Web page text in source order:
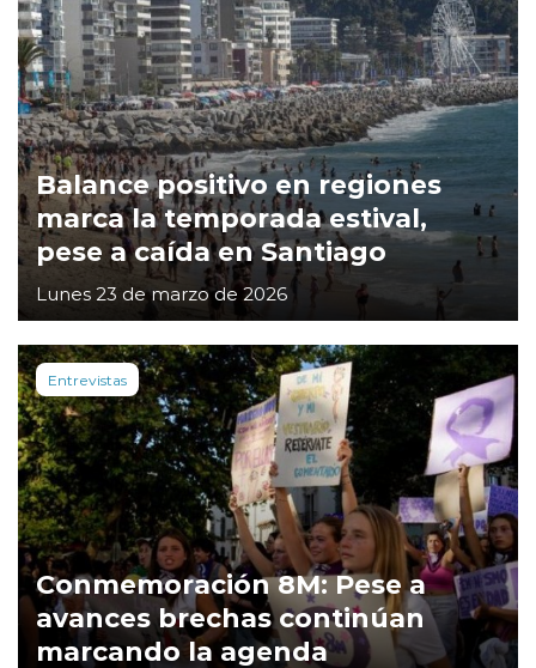
Balance positivo en regiones
marca la temporada estival,
pese a caída en Santiago
Lunes 23 de marzo de 2026
Entrevistas
Conmemoración 8M: Pese a
avances brechas continúan
marcando la agenda